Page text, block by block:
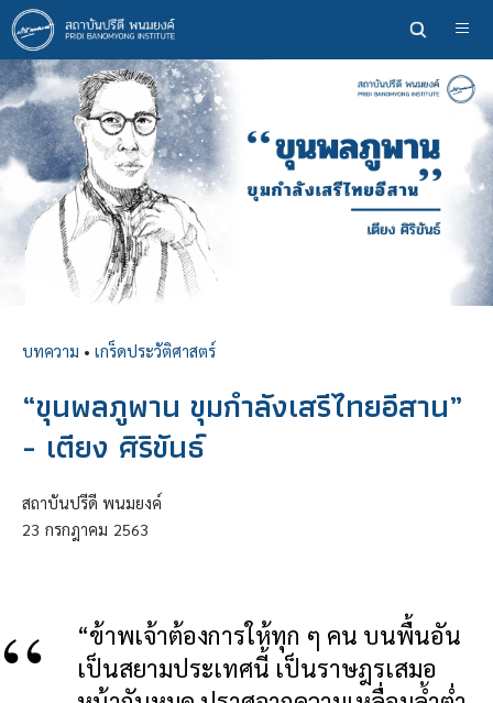
ข้าม
ไป
ยัง
เนื้อหา
หลัก
บทความ • เกร็ดประวัติศาสตร์
“ขุนพลภูพาน ขุมกำลังเสรีไทยอีสาน”
- เตียง ศิริขันธ์
สถาบันปรีดี พนมยงค์
23 กรกฎาคม 2563
“ข้าพเจ้าต้องการให้ทุก ๆ คน บนพื้นอัน
เป็นสยามประเทศนี้ เป็นราษฎรเสมอ